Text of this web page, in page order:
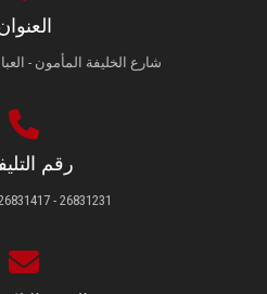
شارع الخليفة المأمون -
رقم
26831231 - 26831417 - 26831474